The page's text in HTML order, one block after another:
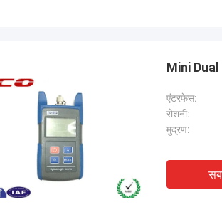
Mini
एंटरफेस:
रोशनी:
मुद्रण: